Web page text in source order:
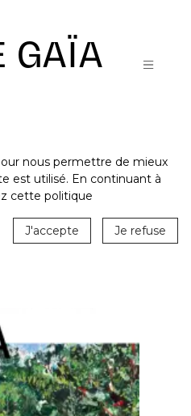
GAÏA
jeudi 20 Août
nous permettre de mieux
est utilisé. En continuant à
cette politique
J'accepte Je refuse